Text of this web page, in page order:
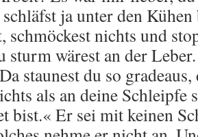
ja unter den
schmöckest nichts und
sturm wärest an der
staunest du so
als an deine Schleipfe
bist.« Er sei mit keinen